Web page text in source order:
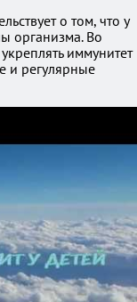
о том, что у
организма. Во
иммунитет
и регулярные